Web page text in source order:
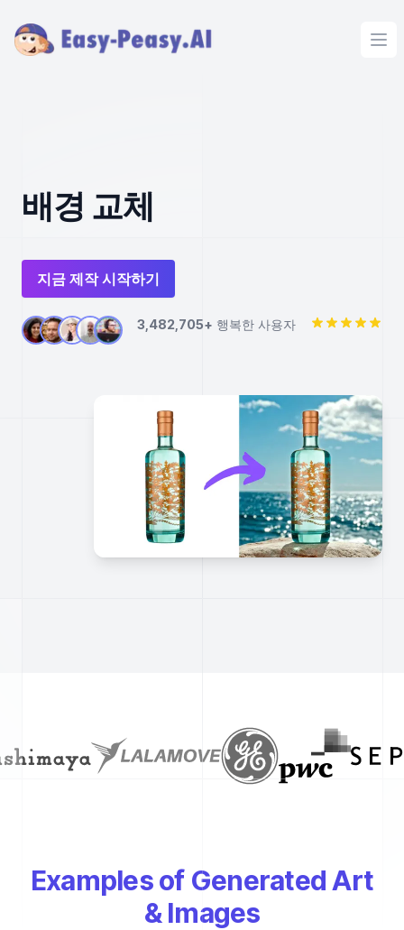
배경 교체
지금 제작 시작하기
3,482,705+ 행복한 사용자
Examples of Generated Art
& Images